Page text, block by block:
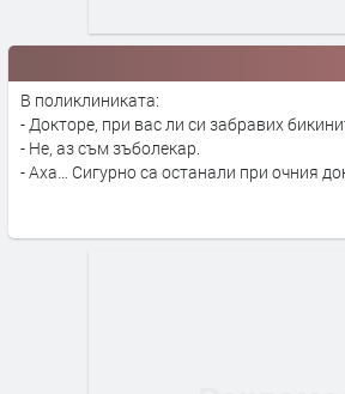
В поликлиниката:
- Докторе, при вас ли си забравих
- Не, аз съм зъболекар.
- Аха… Сигурно са останали при очния